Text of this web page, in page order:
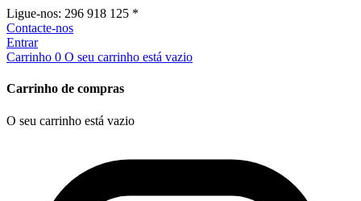
Ligue-nos: 296 918 125 *
Contacte-nos
Entrar
Carrinho 0 O seu carrinho está vazio
Carrinho de compras
O seu carrinho está vazio